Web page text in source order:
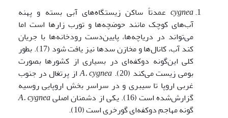
cygnea عمدتاً ساکن زیستگاه‌های آبی بسته و پهنه
آب‌های کوچک مانند حوضچه‌ها و تورب زارها است اما
می‌تواند در دریاچه‌ها، پایین‌دست رودخانه‌ها با جریان
کند آب، کانال‌ها و مخازن سدها نیز یافت شود (17). بطور
کلی این‌گونه دوکفه‌ای در بسیاری از کشورها بصورت
بومی زیست می‌کند (20).
A.cygnea
از پرتغال در جنوب
غربی اروپا تا سیبری و در سراسر بخش اروپایی روسیه
گزارش‌شده است (16). یکی‌ از دشمنان اصلی‌
A.cygnea
گونه مهاجم دوکفه‌ای گورخری است (10).